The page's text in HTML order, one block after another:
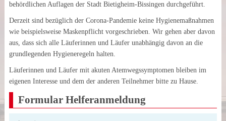
behördlichen Auflagen der Stadt Bietigheim-Bissingen durchgeführt.
Derzeit sind bezüglich der Corona-Pandemie keine Hygienemaßnahmen
wie beispielsweise Maskenpflicht vorgeschrieben. Wir gehen aber davon
aus, dass sich alle Läuferinnen und Läufer unabhängig davon an die
grundlegenden Hygieneregeln halten.
Läuferinnen und Läufer mit akuten Atemwegssymptomen bleiben im
eigenen Interesse und dem der anderen Teilnehmer bitte zu Hause.
Formular Helferanmeldung